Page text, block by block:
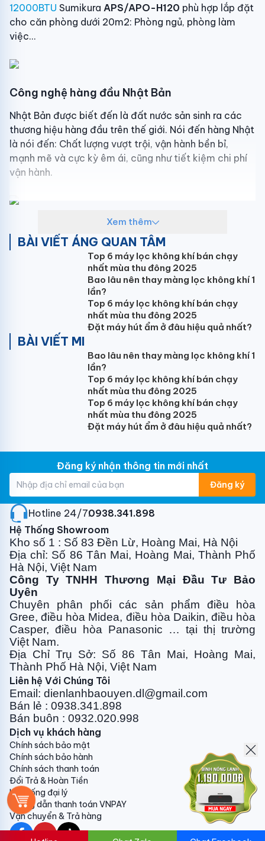
12000BTU Sumikura APS/APO-H120 phù hợp lắp đặt
cho căn phòng dưới 20m2: Phòng ngủ, phòng làm
việc...
Công nghệ hàng đầu Nhật Bản
Nhật Bản được biết đến là đất nước sản sinh ra các
thương hiệu hàng đầu trên thế giới. Nói đến hàng Nhật
là nói đến: Chất lượng vượt trội, vận hành bền bỉ,
mạnh mẽ và cực kỳ êm ái, cũng như tiết kiệm chi phí
vận hành.
Làm lạnh/sưởi ấm nhanh chóng
Chức năng làm lạnh nhanh tăng lưu thông gió lên cực
đại trong vòng 20 phút. Sau đó, máy quay trở về chế
độ cài đặt ban đầu.
Vận hành êm ái
Chỉ với động với độ ồn dưới mức 18Db, tiếng động duy
nhất mà bạn có thể nghe được là sự di chuyển của
luồng gió lạnh
Diệt khuẩn khử mùi hiệu quả
SumikuraAPS/APO-H120được
trang bị bộ lọc carbon hoạt tính có khả năng khử mùi
khó chịu trong không khí mang lại cảm giác không khí
độ auto clean - tự làm sạch: sau khi tắt máy ở chế độ
làm lạnh, quạt vẫn tiếp tục quay trong vòng 3 phút để
làm khô nước còn đọng trên dàn tản nhiệt để tránh
ẩm mốc.
Chế độ hẹn giờ Bật/Tắt 24 tiếng
Đồng hồ hẹn giờ có thể bật hoặc tắt máy điều
hòa trong khoảng thời gian 24 giờ. Nó có thể được
cài đặt với biên độ 10 phút bằng cách bấm nút Hẹn
giờ Bật/Tắt trên thiết bị điều khiển từ xa không dây.
Có thể sử dụng kết hợp chế độ hẹn giờ bật/tắt.
Lắp đặt linh hoạt
Đường ống dài cho phép việc lắp đặt dễ dàng hơn.
Ngay cả khi không có chỗ cho dàn nóng đặt gần dàn
lạnh, vẫn đi được đường ống xa và bảo vệ vẻ mỹ quan
cho ngôi nhà.
Thống số kỹ thuật Điều hòa Sumikura 2 chiều
12.000BTU APS/APO-H120
Điều hòa SK Sumikura 2 chiều ĐVT APS/APO-H120
Morandi Công suất lạnh BTU 12000 KW 3,52 HP ≈ 1.5
Công suất sưởi BTU 12300 KW 3,60 Nguồn điện
V/Ph/Hz 220-240/1/50 Điện năng tiêu thụ
(lạnh/sưởi) W 1020/1050 Dòng điện định mức
Xem thêm
BÀI VIẾT ÁNG QUAN TÂM
Top 6 máy lọc không khí bán chạy
nhất mùa thu đông 2025
Bao lâu nên thay màng lọc không khí 1
lần?
Top 6 máy lọc không khí bán chạy
nhất mùa thu đông 2025
Đặt máy hút ẩm ở đâu hiệu quả nhất?
BÀI VIẾT MI
Bao lâu nên thay màng lọc không khí 1
lần?
Top 6 máy lọc không khí bán chạy
nhất mùa thu đông 2025
Top 6 máy lọc không khí bán chạy
nhất mùa thu đông 2025
Đặt máy hút ẩm ở đâu hiệu quả nhất?
Đăng ký nhận thông tin mới nhất
Đăng ký
Hotline 24/7:0938.341.898
Hệ Thống Showroom
Kho số 1 : Số 83 Đền Lừ, Hoàng Mai, Hà Nội
Địa chỉ: Số 86 Tân Mai, Hoàng Mai, Thành Phố
Hà Nội, Việt Nam
Công Ty TNHH Thương Mại Đầu Tư Bảo
Uyên
Chuyên phân phối các sản phẩm điều hòa
Gree, điều hòa Midea, điều hòa Daikin, điều hòa
Casper, điều hòa Panasonic … tại thị trường
Việt Nam.
Địa Chỉ Trụ Sở: Số 86 Tân Mai, Hoàng Mai,
Thành Phố Hà Nội, Việt Nam
Liên hệ Với Chúng Tôi
Email: dienlanhbaouyen.dl@gmail.com
Bán lẻ : 0938.341.898
Bán buôn : 0932.020.998
Dịch vụ khách hàng
Chính sách bảo mật
Chính sách bảo hành
Chính sách thanh toán
Đổi Trả & Hoàn Tiền
Hệ thống đại lý
Hướng dẫn thanh toán VNPAY
Vận chuyển & Trả hàng